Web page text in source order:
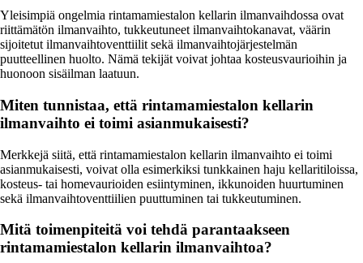
Yleisimpiä ongelmia rintamamiestalon kellarin ilmanvaihdossa ovat
riittämätön ilmanvaihto, tukkeutuneet ilmanvaihtokanavat, väärin
sijoitetut ilmanvaihtoventtiilit sekä ilmanvaihtojärjestelmän
puutteellinen huolto. Nämä tekijät voivat johtaa kosteusvaurioihin ja
huonoon sisäilman laatuun.
Miten tunnistaa, että rintamamiestalon kellarin
ilmanvaihto ei toimi asianmukaisesti?
Merkkejä siitä, että rintamamiestalon kellarin ilmanvaihto ei toimi
asianmukaisesti, voivat olla esimerkiksi tunkkainen haju kellaritiloissa,
kosteus- tai homevaurioiden esiintyminen, ikkunoiden huurtuminen
sekä ilmanvaihtoventtiilien puuttuminen tai tukkeutuminen.
Mitä toimenpiteitä voi tehdä parantaakseen
rintamamiestalon kellarin ilmanvaihtoa?